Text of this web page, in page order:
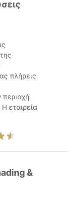
πλήρεις
εταιρεία
&